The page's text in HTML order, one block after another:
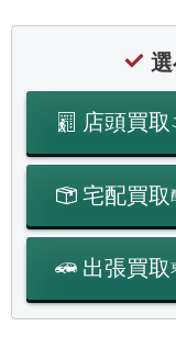
店頭買取
宅配買取
出張買取